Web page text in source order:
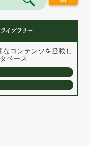
コンテンツを登載し
ベース